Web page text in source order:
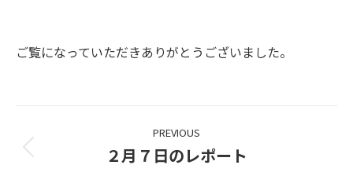
ご覧になっていただきありがとうございました。
navigation
PREVIOUS
Previous
２月７日のレポート